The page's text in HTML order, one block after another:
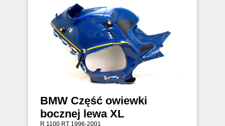
BMW Część owiewki
bocznej lewa XL
R 1100 RT 1996-2001